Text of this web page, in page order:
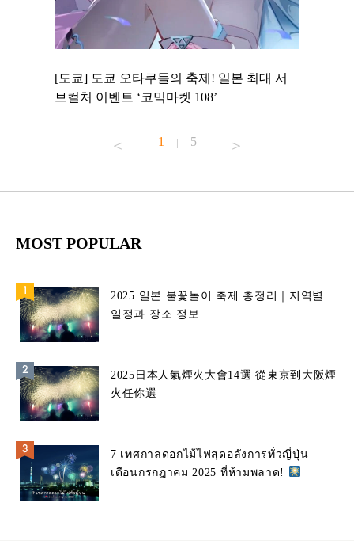
[도쿄] 도쿄 오타쿠들의 축제! 일본 최대 서
브컬처 이벤트 ‘코믹마켓 108’
1 | 5
MOST POPULAR
2025 일본 불꽃놀이 축제 총정리｜지역별
일정과 장소 정보
2025日本人氣煙火大會14選 從東京到大阪煙
火任你選
7 เทศกาลดอกไม้ไฟสุดอลังการทั่วญี่ปุ่น
เดือนกรกฎาคม 2025 ที่ห้ามพลาด!